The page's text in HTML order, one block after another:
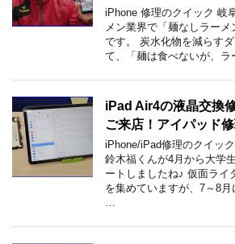
iPhone 修理のクイック
メン業界で「麺なしラー
です。 炭水化物を減らす
て、「麺は食べないが、ラ
iPad Air4の液晶交換
ご来店！アイパッド
iPhone/iPad修理のクイッ
鈴木福くんが4月から大学
ートしましたね♪ 仮面ライ
を集めていますが、7～8月